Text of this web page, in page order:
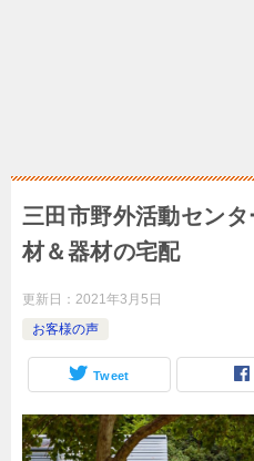
三田市野外活動セン
材＆器材の宅配
更新日： 2021年3月5日
お客様の声
Tweet